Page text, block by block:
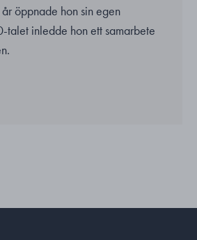
öppnade hon sin egen
talet inledde hon ett samarbete